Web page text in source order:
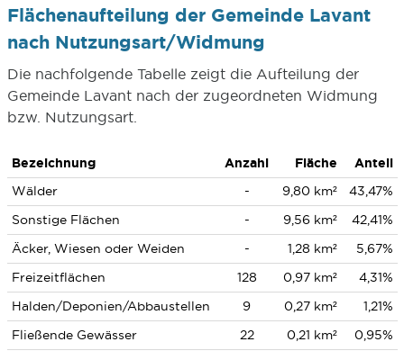
Flächenaufteilung der Gemeinde Lavant
nach Nutzungsart/Widmung
Die nachfolgende Tabelle zeigt die Aufteilung der
Gemeinde Lavant nach der zugeordneten Widmung
bzw. Nutzungsart.
Bezeichnung Anzahl Fläche
Anteil
Wälder
- 9,80 km²
43,47%
Sonstige Flächen
- 9,56 km²
42,41%
Äcker, Wiesen oder Weiden
- 1,28 km²
5,67%
Freizeitflächen
128 0,97 km²
4,31%
Halden/Deponien/Abbaustellen
9 0,27 km²
1,21%
Fließende Gewässer
22 0,21 km² 0,95%